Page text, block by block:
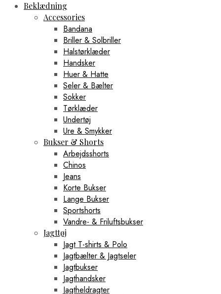
Beklædning
Accessories
Bandana
Briller & Solbriller
Halstørklæder
Handsker
Huer & Hatte
Seler & Bælter
Sokker
Tørklæder
Undertøj
Ure & Smykker
Bukser & Shorts
Arbejdsshorts
Chinos
Jeans
Korte Bukser
Lange Bukser
Sportshorts
Vandre- & Friluftsbukser
Jagttøj
Jagt T-shirts & Polo
Jagtbælter & Jagtseler
Jagtbukser
Jagthandsker
Jagtheldragter